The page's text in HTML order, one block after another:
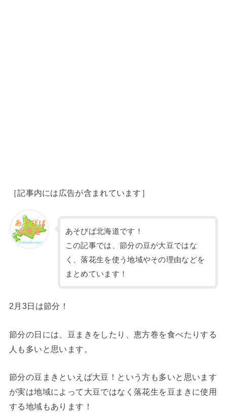
［記事内には広告が含まれています］
あそびば北海道です！
この記事では、節分の豆が大豆ではな
く、落花生を使う地域やその理由などを
まとめています！
2月3日は節分！
節分の日には、豆まきをしたり、恵方巻を食べたりする
人も多いと思います。
節分の豆まきといえば大豆！という方も多いと思います
が実は地域によって大豆ではなく落花生を豆まきに使用
する地域もあります！